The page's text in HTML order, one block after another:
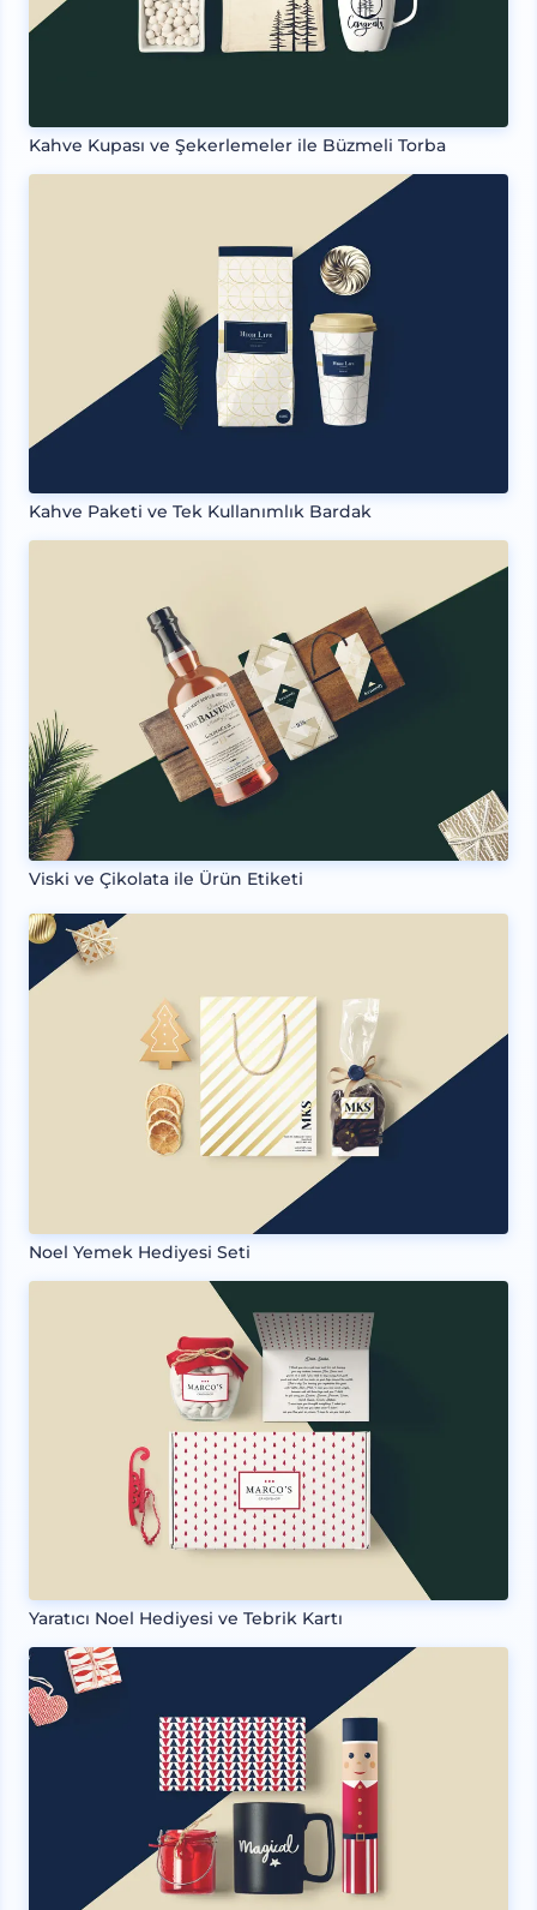
Kahve Kupası ve Şekerlemeler ile Büzmeli Torba
Kahve Paketi ve Tek Kullanımlık Bardak
Viski ve Çikolata ile Ürün Etiketi
Noel Yemek Hediyesi Seti
Yaratıcı Noel Hediyesi ve Tebrik Kartı